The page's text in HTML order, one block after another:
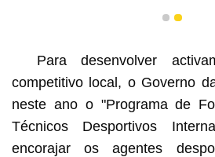
1 2
Para desenvolver
competitivo local, o Governo
neste ano o "Programa de
Técnicos Desportivos
encorajar os agentes